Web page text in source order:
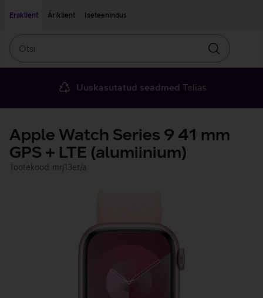
Eraklient
Äriklient Iseteenindus
Otsin
Uuskasutatud seadmed Telias
Apple Watch Series 9 41 mm
GPS + LTE (alumiinium)
Tootekood: mrj13et/a